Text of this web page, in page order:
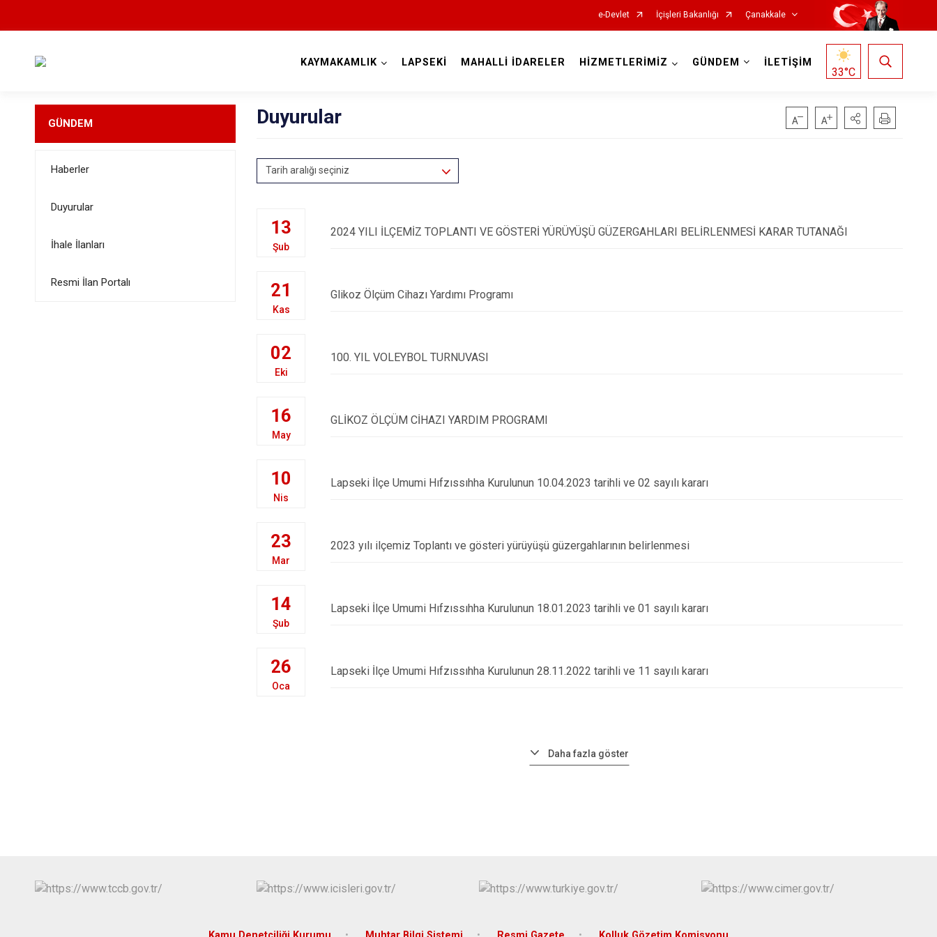
e-Devlet İçişleri Bakanlığı Çanakkale
Ayvacık
Ezine
KAYMAKAMLIK LAPSEKİ MAHALLİ İDARELER HİZMETLERİMİZ GÜNDEM İLETİŞİM
33°C
GÜNDEM
Haberler
Duyurular
İhale İlanları
Resmi İlan Portalı
Duyurular
Tarih aralığı seçiniz
13
Şub
2024 YILI İLÇEMİZ TOPLANTI VE GÖSTERİ YÜRÜYÜŞÜ GÜZERGAHLARI BELİRLENMESİ KARAR TUTANAĞI
21
Kas
Glikoz Ölçüm Cihazı Yardımı Programı
02
Eki
100. YIL VOLEYBOL TURNUVASI
16
May
GLİKOZ ÖLÇÜM CİHAZI YARDIM PROGRAMI
10
Nis
Lapseki İlçe Umumi Hıfzıssıhha Kurulunun 10.04.2023 tarihli ve 02 sayılı kararı
23
Mar
2023 yılı ilçemiz Toplantı ve gösteri yürüyüşü güzergahlarının belirlenmesi
14
Şub
Lapseki İlçe Umumi Hıfzıssıhha Kurulunun 18.01.2023 tarihli ve 01 sayılı kararı
26
Oca
Lapseki İlçe Umumi Hıfzıssıhha Kurulunun 28.11.2022 tarihli ve 11 sayılı kararı
Daha fazla göster